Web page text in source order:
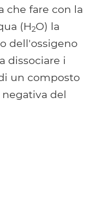
che fare con la
(H2O) la
dell'ossigeno
dissociare i
un composto
del